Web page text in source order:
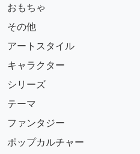
おもちゃ
その他
アートスタイル
キャラクター
シリーズ
テーマ
ファンタジー
ポップカルチャー